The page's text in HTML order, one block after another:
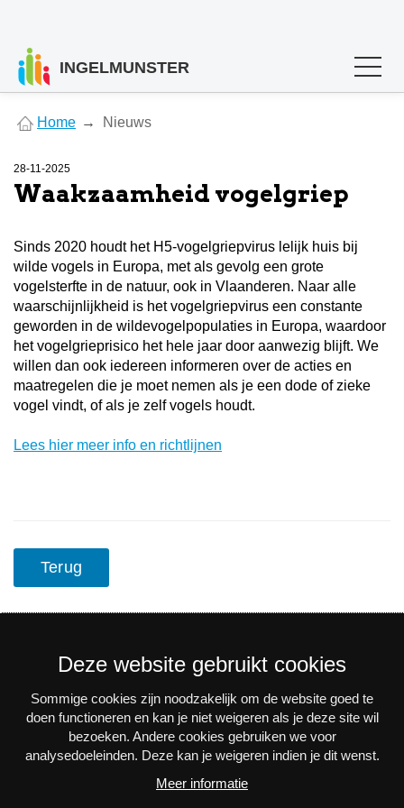
INGELMUNSTER
are
Home Nieuws
28-11-2025
Waakzaamheid vogelgriep
Sinds 2020 houdt het H5-vogelgriepvirus lelijk huis bij
wilde vogels in Europa, met als gevolg een grote
vogelsterfte in de natuur, ook in Vlaanderen. Naar alle
waarschijnlijkheid is het vogelgriepvirus een constante
geworden in de wildevogelpopulaties in Europa, waardoor
het vogelgrieprisico het hele jaar door aanwezig blijft. We
willen dan ook iedereen informeren over de acties en
maatregelen die je moet nemen als je een dode of zieke
vogel vindt, of als je zelf vogels houdt.
Lees hier meer info en richtlijnen
Terug
Nieuwsbrief
Via e-mail op de hoogte blijven van alle nieuws en
activiteiten? Schrijf je in voor onze interessante
nieuwsbrieven!
Deze website gebruikt cookies
Sommige cookies zijn noodzakelijk om de website goed te
doen functioneren en kan je niet weigeren als je deze site wil
bezoeken. Andere cookies gebruiken we voor
analysedoeleinden. Deze kan je weigeren indien je dit wenst.
Meer informatie